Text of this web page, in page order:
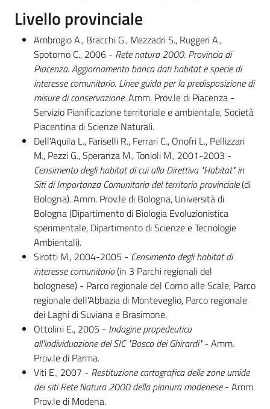
Livello provinciale
Ambrogio A., Bracchi G., Mezzadri S., Ruggeri A.,
Spotorno C., 2006 - Rete natura 2000. Provincia di
Piacenza. Aggiornamento banca dati habitat e specie di
interesse comunitario. Linee guida per la predisposizione di
misure di conservazione. Amm. Prov.le di Piacenza -
Servizio Pianificazione territoriale e ambientale, Società
Piacentina di Scienze Naturali.
Dell'Aquila L., Fariselli R., Ferrari C., Onofri L., Pellizzari
M., Pezzi G., Speranza M., Tonioli M., 2001-2003 -
Censimento degli habitat di cui alla Direttiva "Habitat" in
Siti di Importanza Comunitaria del territorio provinciale(di
Bologna). Amm. Prov.le di Bologna, Università di
Bologna (Dipartimento di Biologia Evoluzionistica
sperimentale, Dipartimento di Scienze e Tecnologie
Ambientali).
Sirotti M., 2004-2005 - Censimento degli habitat di
interesse comunitario(in 3 Parchi regionali del
bolognese) - Parco regionale del Corno alle Scale, Parco
regionale dell'Abbazia di Monteveglio, Parco regionale
dei Laghi di Suviana e Brasimone.
Ottolini E., 2005 - Indagine propedeutica
all'individuazione del SIC "Bosco dei Ghirardi"- Amm.
Prov.le di Parma.
Viti E., 2007 - Restituzione cartografica delle zone umide
dei siti Rete Natura 2000 della pianura modenese- Amm.
Prov.le di Modena.